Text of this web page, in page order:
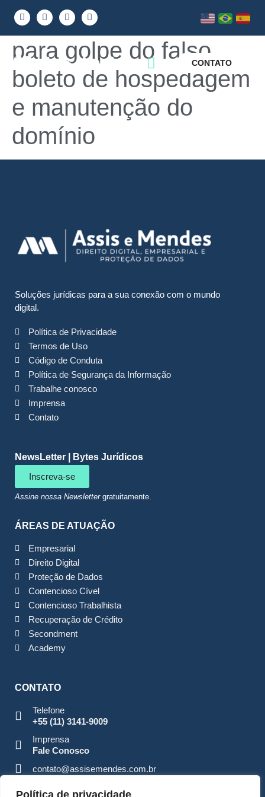
Política de privacidade
CONTATO
Abrahosting alerta
para golpe do falso
boleto de hospedagem
e manutenção do
domínio
Soluções jurídicas para a sua conexão com o mundo
digital.
Política de Privacidade
Termos de Uso
Código de Conduta
Política de Segurança da Informação
Trabalhe conosco
Imprensa
Contato
NewsLetter | Bytes Jurídicos
Inscreva-se
Assine nossa Newslettergratuitamente.
ÁREAS DE ATUAÇÃO
Empresarial
Direito Digital
Proteção de Dados
Contencioso Cível
Contencioso Trabalhista
Recuperação de Crédito
Secondment
Academy
CONTATO
Telefone
+55 (11) 3141-9009
Imprensa
Fale Conosco
contato@assisemendes.com.br